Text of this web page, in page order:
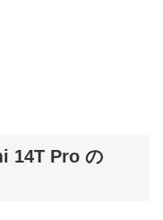
14T Pro の